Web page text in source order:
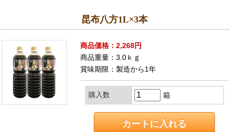
昆布八方1L×3本
商品価格：2,268円
商品重量：3.0ｋｇ
賞味期限：製造から1年
購入数 箱